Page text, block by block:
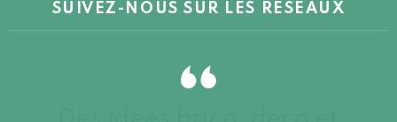
SUIVEZ-NOUS SUR LES RÉSEAUX